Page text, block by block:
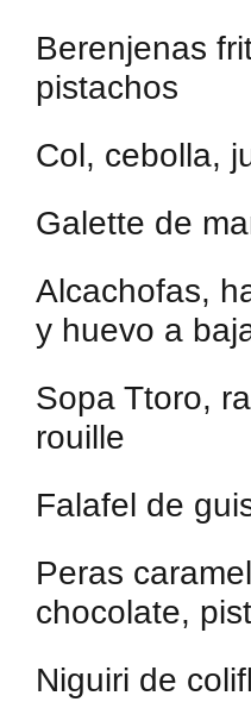
Berenjenas
pistachos
Col, cebolla,
Galette de
Alcachofas,
y huevo a
Sopa Ttoro,
rouille
Falafel de
Peras
chocolate,
Niguiri de